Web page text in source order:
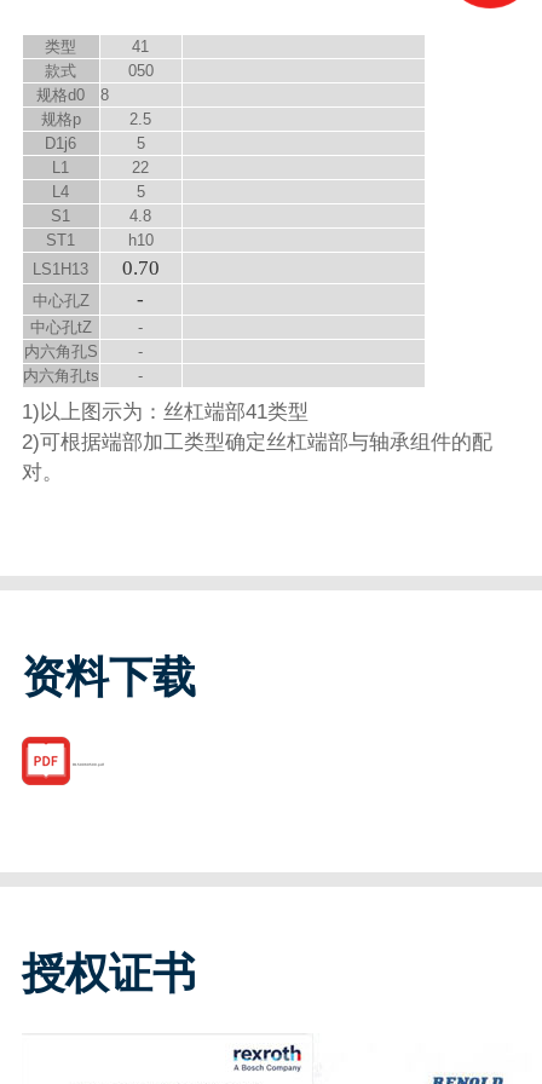
类型
41
款式
050
规格d0
8
规格p
2.5
D1j6
5
L1
22
L4
5
S1
4.8
ST1
h10
LS1H13 0.70
中心孔Z -
中心孔tZ
-
内六角孔S
-
内六角孔ts -
1)以上图示为：丝杠端部41类型
2)可根据端部加工类型确定丝杠端部与轴承组件的配
对。
资料下载
R159060500.pdf
授权证书